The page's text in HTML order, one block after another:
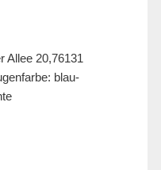
Allee 20,76131
blau-